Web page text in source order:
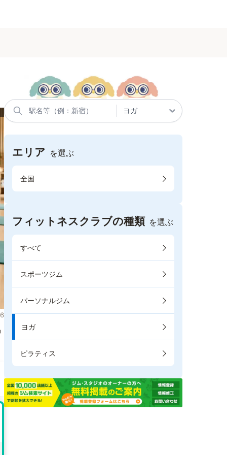
エリア を選ぶ
全国
フィットネスクラブの種類 を選ぶ
すべて
スポーツジム
パーソナルジム
ヨガ
ピラティス